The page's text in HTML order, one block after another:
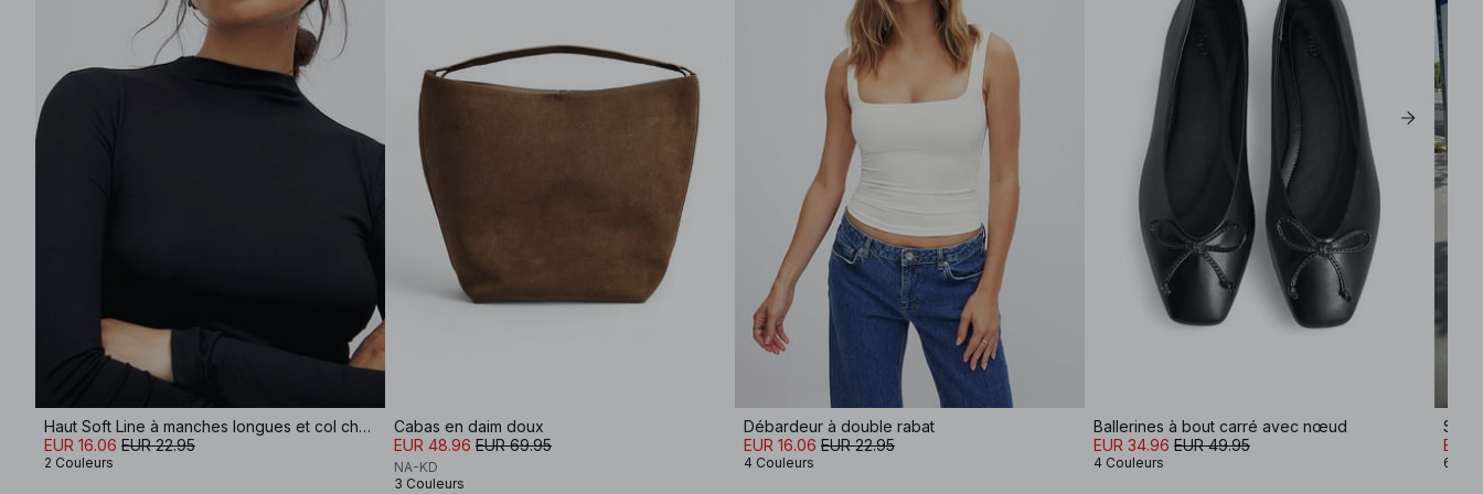
Haut Soft Line à manches longues et col cheminée
EUR 16.06 EUR 22.95
2 Couleurs
Cabas en daim doux
EUR 48.96 EUR 69.95
NA-KD
3 Couleurs
Débardeur à double rabat
EUR 16.06 EUR 22.95
4 Couleurs
Ballerines à bout carré avec nœud
EUR 34.96 EUR 49.95
4 Couleurs
EUR
6